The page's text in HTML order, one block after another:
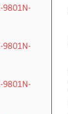
9801N-
9801N-
9801N-